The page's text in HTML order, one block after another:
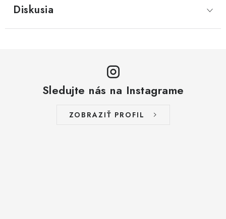
Diskusia
Sledujte nás na Instagrame
ZOBRAZIŤ PROFIL